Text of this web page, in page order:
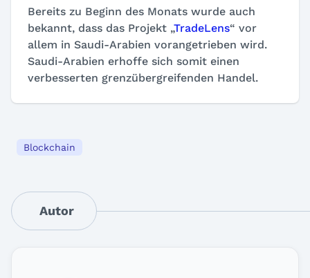
Bereits zu Beginn des Monats wurde auch
bekannt, dass das Projekt „TradeLens“ vor
allem in Saudi-Arabien vorangetrieben wird.
Saudi-Arabien erhoffe sich somit einen
verbesserten grenzübergreifenden Handel.
Blockchain
Autor